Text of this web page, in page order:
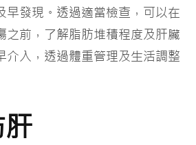
早發現。透過適當檢查，可以在
之前，了解脂肪堆積程度及肝臟
介入，透過體重管理及生活調整